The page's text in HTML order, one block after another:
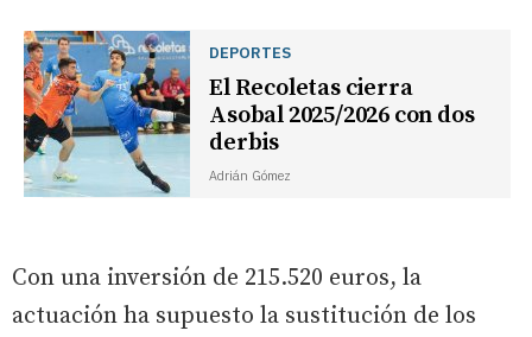
DEPORTES
El Recoletas cierra
Asobal 2025/2026 con dos
derbis
Adrián Gómez
Con una inversión de 215.520 euros, la
actuación ha supuesto la sustitución de los